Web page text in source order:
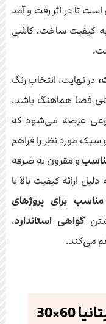
تا در اثر رفت و آمد
به کیفیت ساخت، کاشی
در نهایت، انتخاب رنگ
فضا هماهنگ باشد.
عرضه می‌شود که
مورد نظر را فراهم
و مقرون به صرفه
ارائه کیفیت بالا با
مناسب برای پروژهای
گواهی استاندارد،
می‌کند.